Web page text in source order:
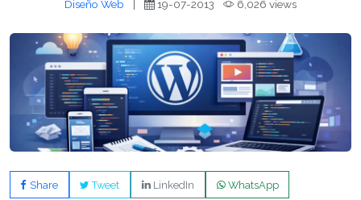
Diseño Web | 19-07-2013 6,026 views
Share Tweet LinkedIn WhatsApp